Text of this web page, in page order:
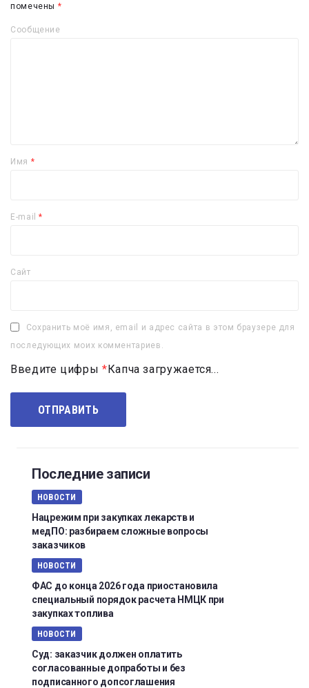
помечены *
Сообщение
Имя *
E-mail*
Сайт
Сохранить моё имя, email и адрес сайта в этом браузере для
последующих моих комментариев.
Введите цифры *Капча загружается...
Последние записи
НОВОСТИ
Нацрежим при закупках лекарств и
медПО: разбираем сложные вопросы
заказчиков
НОВОСТИ
ФАС до конца 2026 года приостановила
специальный порядок расчета НМЦК при
закупках топлива
НОВОСТИ
Суд: заказчик должен оплатить
согласованные допработы и без
подписанного допсоглашения